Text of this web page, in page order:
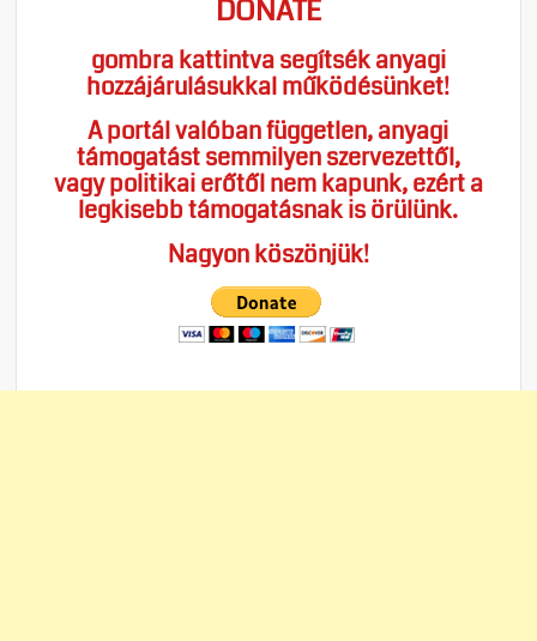
DONATE
gombra kattintva segítsék anyagi
hozzájárulásukkal működésünket!
A portál valóban független, anyagi
támogatást semmilyen szervezettől,
vagy politikai erőtől nem kapunk, ezért a
legkisebb támogatásnak is örülünk.
Nagyon köszönjük!